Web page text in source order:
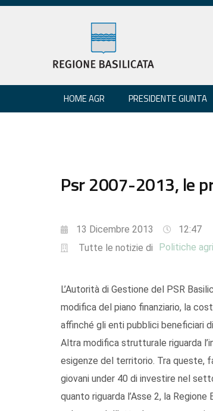
HOME AGR PRESIDENTE GIUNTA
Psr 2007-2013, le
13 Dicembre 2013
12:47
Tutte le notizie di
Politiche
L’Autorità di Gestione del PSR
modifica del piano finanziario, la
affinché gli enti pubblici beneficiari
Altra modifica strutturale riguarda
esigenze del territorio. Tra queste,
giovani under 40 di investire nel
quanto riguarda l’Asse 2, la